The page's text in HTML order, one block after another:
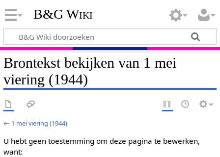
B&G Wiki
Brontekst bekijken van 1 mei
viering (1944)
← 1 mei viering (1944)
U hebt geen toestemming om deze pagina te bewerken,
want: